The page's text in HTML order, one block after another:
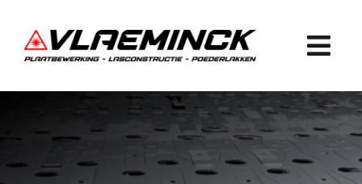
naar
inhoud
Plaatbewerking